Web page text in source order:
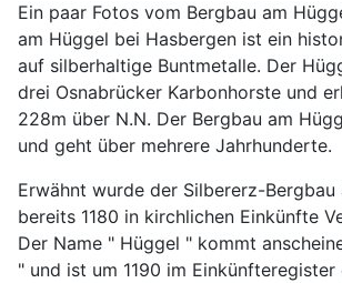
Ein paar Fotos vom Bergbau am
am Hüggel bei Hasbergen ist ein
auf silberhaltige Buntmetalle. Der
drei Osnabrücker Karbonhorste und
228m über N.N. Der Bergbau am
und geht über mehrere Jahrhunderte.
Erwähnt wurde der Silbererz-Bergbau
bereits 1180 in kirchlichen Einkünfte
Der Name " Hüggel " kommt
" und ist um 1190 im Einkünfteregister